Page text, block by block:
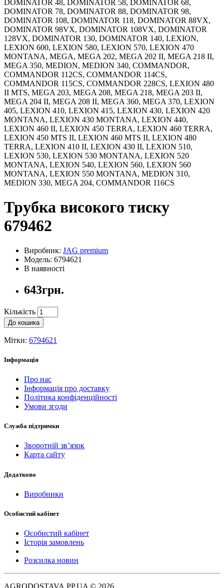
DOMINATOR 48, DOMINATOR 58, DOMINATOR 68,
DOMINATOR 78, DOMINATOR 88, DOMINATOR 98,
DOMINATOR 108, DOMINATOR 118, DOMINATOR 88VX,
DOMINATOR 98VX, DOMINATOR 108VX, DOMINATOR
128VX, DOMINATOR 130, DOMINATOR 140, LEXION,
LEXION 600, LEXION 580, LEXION 570, LEXION 470
MONTANA, MEGA, MEGA 202, MEGA 202 II, MEGA 218 II,
MEGA 350, MEDION, MEDION 340, COMMANDOR,
COMMANDOR 112CS, COMMANDOR 114CS,
COMMANDOR 115CS, COMMANDOR 228CS, LEXION 480
II MTS, MEGA 203, MEGA 208, MEGA 218, MEGA 203 II,
MEGA 204 II, MEGA 208 II, MEGA 360, MEGA 370, LEXION
405, LEXION 410, LEXION 415, LEXION 430, LEXION 420
MONTANA, LEXION 430 MONTANA, LEXION 440,
LEXION 460 II, LEXION 450 TERRA, LEXION 460 TERRA,
LEXION 450 MTS II, LEXION 460 MTS II, LEXION 480
TERRA, LEXION 410 II, LEXION 430 II, LEXION 510,
LEXION 530, LEXION 530 MONTANA, LEXION 520
MONTANA, LEXION 540, LEXION 560, LEXION 560
MONTANA, LEXION 550 MONTANA, MEDION 310,
MEDION 330, MEGA 204, COMMANDOR 116CS
Трубка високого тиску
679462
Виробник: JAG premium
Модель: 6794621
В наявності
643грн.
Кількість
До кошика
Мітки: 6794621
Інформація
Про нас
Інформація про доставку
Політика конфіденційності
Умови згоди
Служба підтримки
Зворотній зв’язок
Карта сайту
Додатково
Виробники
Особистий кабінет
Особистий кабінет
Історія замовлень
Розсилка новин
AGRODOSTAVA.PP.UA © 2026